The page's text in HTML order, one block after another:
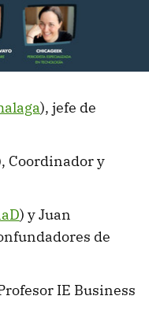
), jefe de
Coordinador y
) y Juan
de
IE Business